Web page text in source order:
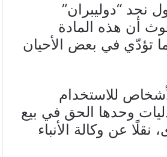
نجد “دوليبران”
أن هذه المادة
تؤدّي في بعض الأحيان
للأشخاص للاستخدام
وحدها الحق في بيع
عن وكالة الأنباء